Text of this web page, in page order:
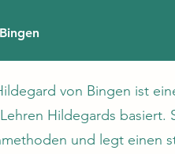
von Bingen ist
Hildegards basiert.
und legt einen